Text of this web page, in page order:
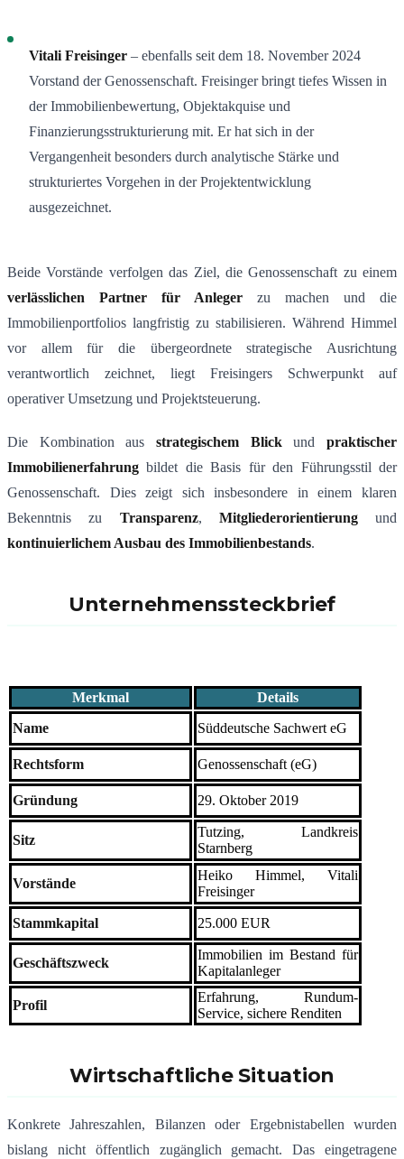
Vitali Freisinger – ebenfalls seit dem 18. November 2024
Vorstand der Genossenschaft. Freisinger bringt tiefes Wissen in
der Immobilienbewertung, Objektakquise und
Finanzierungsstrukturierung mit. Er hat sich in der
Vergangenheit besonders durch analytische Stärke und
strukturiertes Vorgehen in der Projektentwicklung
ausgezeichnet.
Beide Vorstände verfolgen das Ziel, die Genossenschaft zu einem
verlässlichen Partner für Anleger zu machen und die
Immobilienportfolios langfristig zu stabilisieren. Während Himmel
vor allem für die übergeordnete strategische Ausrichtung
verantwortlich zeichnet, liegt Freisingers Schwerpunkt auf
operativer Umsetzung und Projektsteuerung.
Die Kombination aus strategischem Blickundpraktischer
Immobilienerfahrung bildet die Basis für den Führungsstil der
Genossenschaft. Dies zeigt sich insbesondere in einem klaren
Bekenntnis zu Transparenz, Mitgliederorientierungund
kontinuierlichem Ausbau des Immobilienbestands.
Unternehmenssteckbrief
Merkmal
Details
Name
Süddeutsche Sachwert eG
Rechtsform Genossenschaft (eG)
Gründung 29. Oktober 2019
Sitz
Tutzing, Landkreis
Starnberg
Vorstände
Heiko Himmel, Vitali
Freisinger
Stammkapital 25.000 EUR
Geschäftszweck
Immobilien im Bestand für
Kapitalanleger
Profil
Erfahrung, Rundum-
Service, sichere Renditen
Wirtschaftliche Situation
Konkrete Jahreszahlen, Bilanzen oder Ergebnistabellen wurden
bislang nicht öffentlich zugänglich gemacht. Das eingetragene